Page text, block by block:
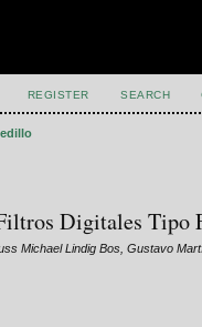
REGISTER SEARCH
Digitales Tipo
Michael Lindig Bos, Gustavo